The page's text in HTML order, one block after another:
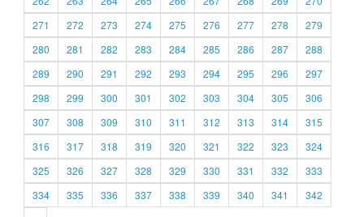
271
272 273 274 275 276 277 278
279
280
281 282 283 284 285 286 287
288
289
290 291 292 293 294 295 296
297
298
299 300 301 302 303 304 305
306
307
308 309 310 311 312 313 314
315
316
317 318 319 320 321 322 323
324
325
326 327 328 329 330 331 332
333
334
335 336 337 338 339 340 341
342